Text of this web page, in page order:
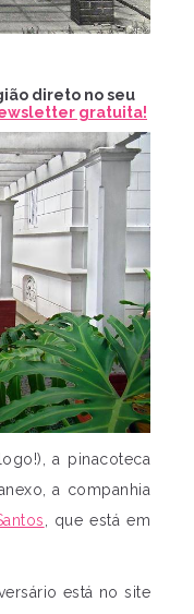
direto no seu
gratuita!
a pinacoteca
a companhia
, que está em
está no site